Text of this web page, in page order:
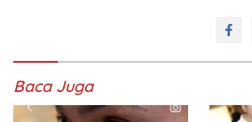
Baca Juga